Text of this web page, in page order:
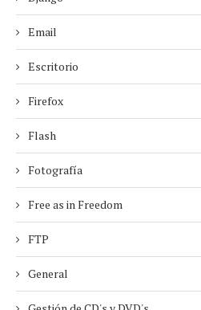
Email
Escritorio
Firefox
Flash
Fotografía
Free as in Freedom
FTP
General